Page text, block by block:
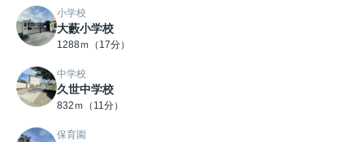
小学校
大藪小学校
1288ｍ（17分）
中学校
久世中学校
832ｍ（11分）
保育園